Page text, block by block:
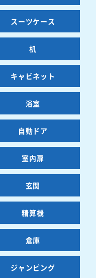
スーツケース
机
キャビネット
浴室
自動ドア
室内扉
玄関
精算機
倉庫
ジャンピング